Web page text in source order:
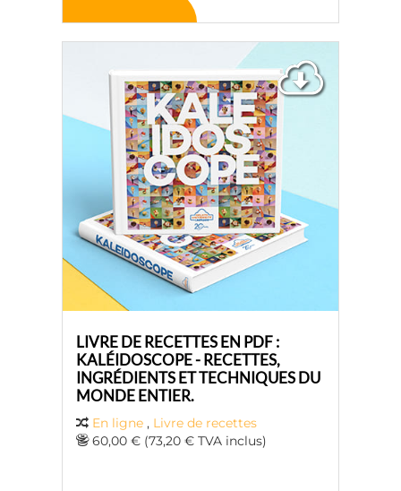
LIVRE DE RECETTES EN PDF :
KALÉIDOSCOPE - RECETTES,
INGRÉDIENTS ET TECHNIQUES DU
MONDE ENTIER.
En ligne , Livre de recettes
60,00 € (73,20 € TVA inclus)